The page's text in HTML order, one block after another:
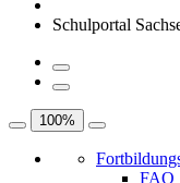
Schulportal
100%
FAQ